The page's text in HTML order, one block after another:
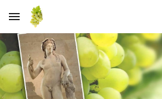
Skip to main content